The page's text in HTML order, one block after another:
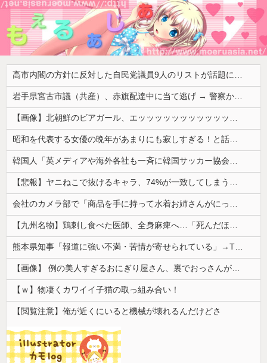
高市内閣の方針に反対した自民党議員9人のリストが話題に、「岩屋はどこへ行った？」との指摘もあるが……
岩手県宮古市議（共産）、赤旗配達中に当て逃げ → 警察から連絡が来て宮古署を訪れ事情聴取
【画像】北朝鮮のビアガール、エッッッッッッッッッッッッッッッッッ！
昭和を代表する女優の晩年があまりにも寂しすぎる！と話題に、自身の子供を餓死する寸前までネグレクトした挙句……
韓国人「英メディアや海外各社も一斉に韓国サッカー協会を巡る過去の不祥事を報道！」→「国際的な信用失墜の危機‥」
【悲報】ヤニねこで抜けるキャラ、74%が一致してしまうｗｗｗｗｗ
会社のカメラ部で「商品を手に持って水着お姉さんがにっこり」を撮影、だがお姉さんは素人アルバイトで親バレした結果……
【九州名物】鶏刺し食べた医師、全身麻痺へ…「死んだほうが良かったと思っていた」
熊本県知事「報道に強い不満・苦情が寄せられている」→TBSの報道特集がまさにそれな件
【画像】 例の美人すぎるおにぎり屋さん、裏でおっさんが握っていたｗｗｗｗｗｗｗｗｗｗｗｗｗｗｗｗｗ
【ｗ】物凄くカワイイ子猫の取っ組み合い！
【閲覧注意】俺が近くにいると機械が壊れるんだけどさ